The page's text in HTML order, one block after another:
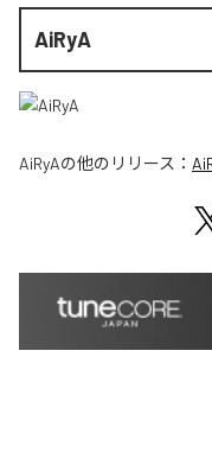
AiRyA
AiRyAの他のリリース：